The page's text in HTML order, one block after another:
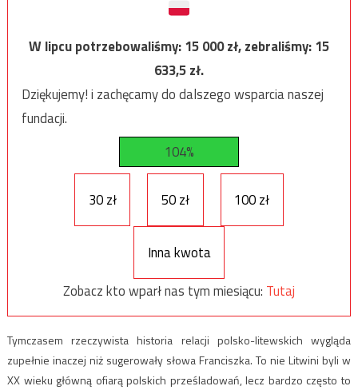
W lipcu potrzebowaliśmy:15 000zł, zebraliśmy:15
633,5zł.
Dziękujemy! i zachęcamy do dalszego wsparcia naszej
fundacji.
104%
30 zł 50 zł 100 zł
Inna kwota
Zobacz kto wparł nas tym miesiącu: Tutaj
Tymczasem rzeczywista historia relacji polsko-litewskich wygląda
zupełnie inaczej niż sugerowały słowa Franciszka. To nie Litwini byli w
XX wieku główną ofiarą polskich prześladowań, lecz bardzo często to